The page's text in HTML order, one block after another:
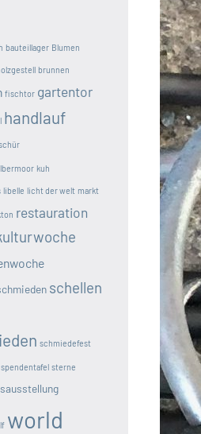
bauteillager Blumen
brunnen
fischtor gartentor
handlauf
kuh
libelle licht der welt markt
restauration
schellen
schmiedefest
spendentafel sterne
world